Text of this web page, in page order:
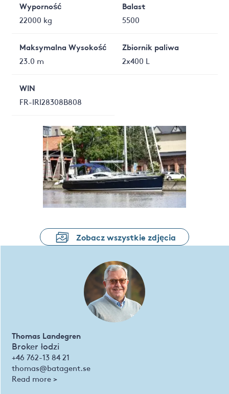
Wyporność
22000 kg
Balast
5500
Maksymalna Wysokość
23.0 m
Zbiornik paliwa
2x400 L
WIN
FR-IRI28308B808
Zobacz wszystkie zdjęcia
Thomas Landegren
Broker łodzi
+46 762-13 84 21
thomas@batagent.se
Read more >